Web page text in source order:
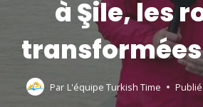
à Şile, les
Par L'équipe Turkish Time